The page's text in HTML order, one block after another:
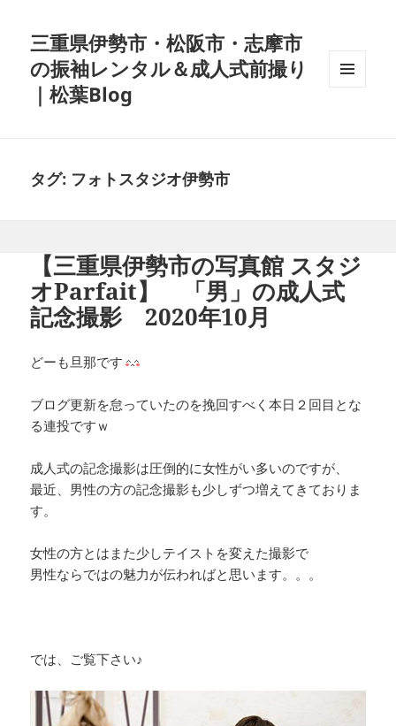
三重県伊勢市・松阪市・志摩市
の振袖レンタル＆成人式前撮り
｜松葉Blog
タグ: フォトスタジオ伊勢市
【三重県伊勢市の写真館 スタジ
オParfait】 「男」の成人式
記念撮影 2020年10月
どーも旦那です
ブログ更新を怠っていたのを挽回すべく本日２回目とな
る連投ですｗ
成人式の記念撮影は圧倒的に女性がい多いのですが、
最近、男性の方の記念撮影も少しずつ増えてきておりま
す。
女性の方とはまた少しテイストを変えた撮影で
男性ならではの魅力が伝わればと思います。。。
では、ご覧下さい♪